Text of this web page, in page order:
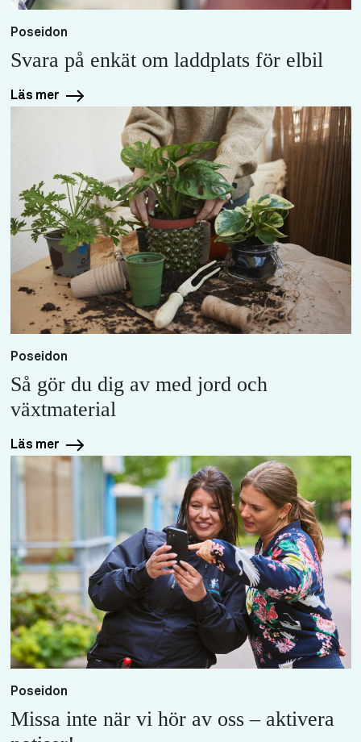
Poseidon
Svara på enkät om laddplats för elbil
Läs mer
Poseidon
Så gör du dig av med jord och
växtmaterial
Läs mer
Poseidon
Missa inte när vi hör av oss – aktivera